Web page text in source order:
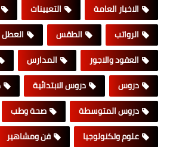
الاخبار العامة
التعيينات
الرواتب
الطقس
العقود والاجور
المدارس
دروس
دروس الابتدائية
دروس المتوسطة
صحة وطب
علوم وتكنولوجيا
فن ومشاهير